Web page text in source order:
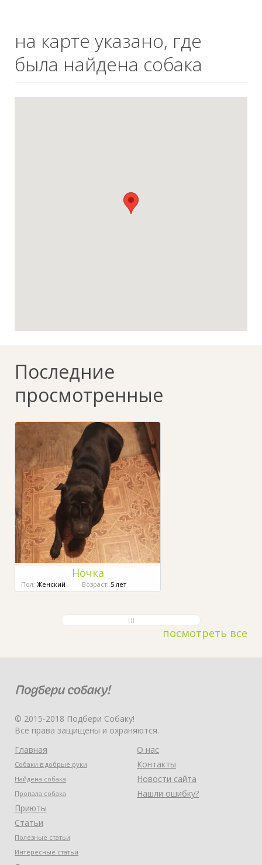
на карте указано, где
была найдена собака
Последние
просмотренные
Ночка
Пол: Женский Возраст: 5 лет
посмотреть все
© 2015-2018 Подбери Собаку!
Все права защищены и охраняются.
Главная
Собаки в добрые руки
Найдена собака
Пропала собака
Приюты
Статьи
Полезные статьи
Интересные статьи
О нас
Контакты
Новости сайта
Нашли ошибку?